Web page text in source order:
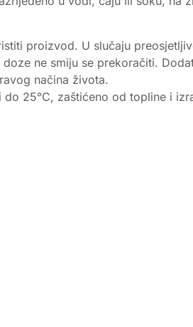
proizvod. U slučaju
ne smiju se prekoračiti.
načina života.
25°C, zaštićeno od topline i